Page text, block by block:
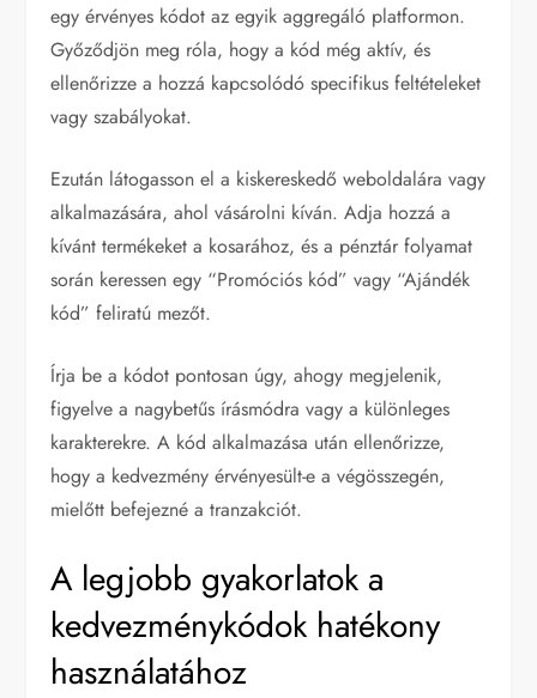
egy érvényes kódot az egyik aggregáló platformon.
Győződjön meg róla, hogy a kód még aktív, és
ellenőrizze a hozzá kapcsolódó specifikus feltételeket
vagy szabályokat.
Ezután látogasson el a kiskereskedő weboldalára vagy
alkalmazására, ahol vásárolni kíván. Adja hozzá a
kívánt termékeket a kosarához, és a pénztár folyamat
során keressen egy “Promóciós kód” vagy “Ajándék
kód” feliratú mezőt.
Írja be a kódot pontosan úgy, ahogy megjelenik,
figyelve a nagybetűs írásmódra vagy a különleges
karakterekre. A kód alkalmazása után ellenőrizze,
hogy a kedvezmény érvényesült-e a végösszegén,
mielőtt befejezné a tranzakciót.
A legjobb gyakorlatok a
kedvezménykódok hatékony
használatához